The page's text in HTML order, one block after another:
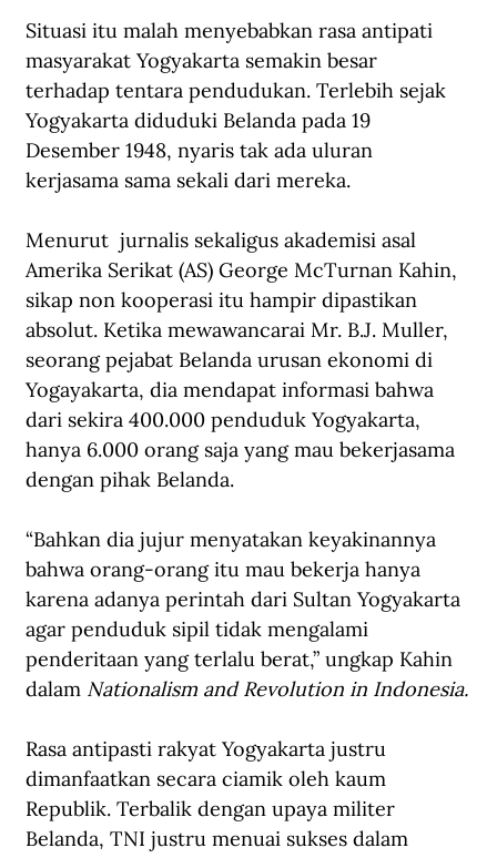
Situasi itu malah menyebabkan rasa antipati
masyarakat Yogyakarta semakin besar
terhadap tentara pendudukan. Terlebih sejak
Yogyakarta diduduki Belanda pada 19
Desember 1948, nyaris tak ada uluran
kerjasama sama sekali dari mereka.
Menurut  jurnalis sekaligus akademisi asal
Amerika Serikat (AS) George McTurnan Kahin,
sikap non kooperasi itu hampir dipastikan
absolut. Ketika mewawancarai Mr. B.J. Muller,
seorang pejabat Belanda urusan ekonomi di
Yogayakarta, dia mendapat informasi bahwa
dari sekira 400.000 penduduk Yogyakarta,
hanya 6.000 orang saja yang mau bekerjasama
dengan pihak Belanda.
“Bahkan dia jujur menyatakan keyakinannya
bahwa orang-orang itu mau bekerja hanya
karena adanya perintah dari Sultan Yogyakarta
agar penduduk sipil tidak mengalami
penderitaan yang terlalu berat,” ungkap Kahin
dalam Nationalism and Revolution in Indonesia.
Rasa antipasti rakyat Yogyakarta justru
dimanfaatkan secara ciamik oleh kaum
Republik. Terbalik dengan upaya militer
Belanda, TNI justru menuai sukses dalam